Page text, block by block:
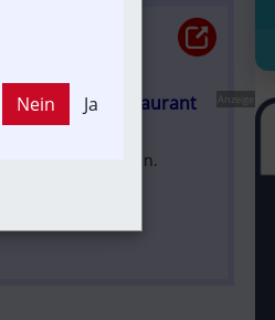
auch im Restaurant
immer geschlossen.
Alternative
Anzeige
Nein Ja